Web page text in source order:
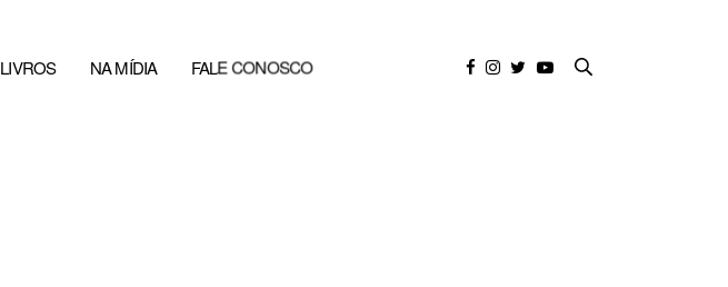
LIVROS NA MÍDIA FALE CONOSCO